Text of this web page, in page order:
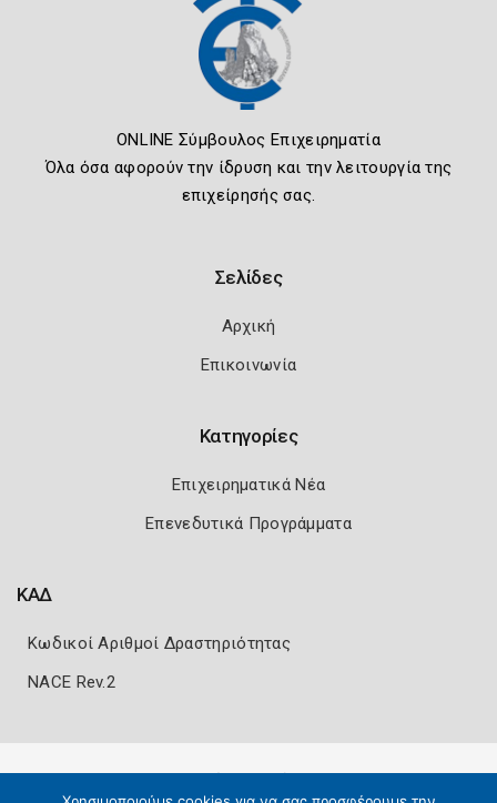
ONLINE Σύμβουλος Επιχειρηματία
Όλα όσα αφορούν την ίδρυση και την λειτουργία της
επιχείρησής σας.
Σελίδες
Αρχική
Επικοινωνία
Κατηγορίες
Επιχειρηματικά Νέα
Επενεδυτικά Προγράμματα
ΚΑΔ
Κωδικοί Αριθμοί Δραστηριότητας
NACE Rev.2